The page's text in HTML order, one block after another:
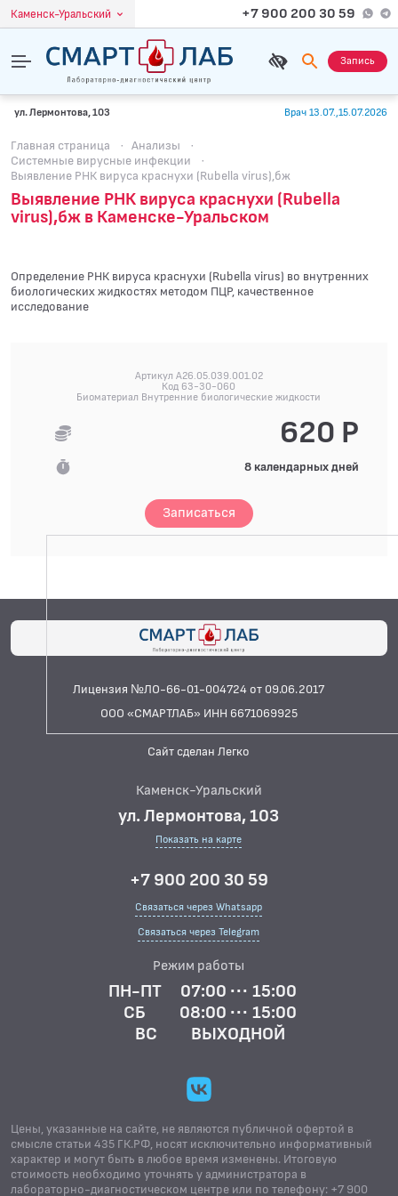
Каменск-Уральский +7 900 200 30 59
Запись
ул. Лермонтова, 103 Врач 13.07.,15.07.2026
Главная страница · Анализы
·
Системные вирусные инфекции
·
Выявление РНК вируса краснухи (Rubella virus),бж
Выявление РНК вируса краснухи (Rubella
virus),бж в Каменске-Уральском
Определение РНК вируса краснухи (Rubella virus) во внутренних
биологических жидкостях методом ПЦР, качественное
исследование
Артикул A26.05.039.001.02
Код 63-30-060
Биоматериал Внутренние биологические жидкости
620 Р
8 календарных дней
Записаться
Лицензия №ЛО-66-01-004724 от 09.06.2017
ООО «СМАРТЛАБ» ИНН 6671069925
Сайт сделан Легко
Каменск-Уральский
ул. Лермонтова, 103
Показать на карте
+7 900 200 30 59
Связаться через Whatsapp
Связаться через Telegram
Режим работы
ПН-ПТ
07:00 ··· 15:00
СБ
08:00 ··· 15:00
ВС
ВЫХОДНОЙ
Цены, указанные на сайте, не являются публичной офертой в
смысле статьи 435 ГК.РФ, носят исключительно информативный
характер и могут быть в любое время изменены. Итоговую
стоимость необходимо уточнять у администратора в
лабораторно-диагностическом центре или по телефону: +7 900